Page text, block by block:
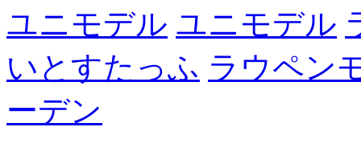
ユニモデル ユニモデル
いとすたっふ ラウペン
ーデン